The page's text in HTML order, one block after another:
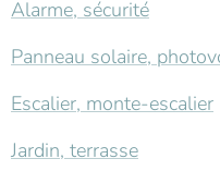
Alarme, sécurité
Panneau solaire,
Escalier, monte-escalier
Jardin, terrasse